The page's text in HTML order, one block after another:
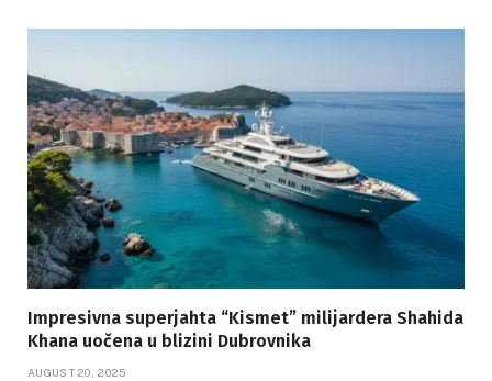
Impresivna superjahta “Kismet” milijardera Shahida
Khana uočena u blizini Dubrovnika
AUGUST 20, 2025